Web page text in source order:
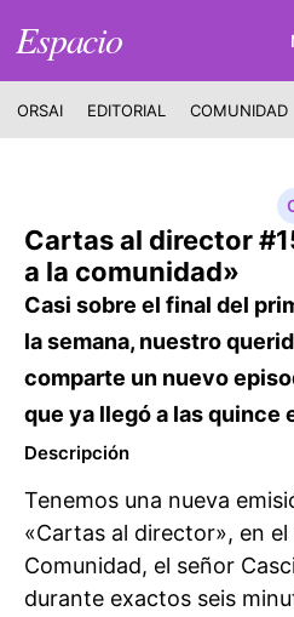
Espacio
ORSAI EDITORIAL COMUNIDAD
Cartas al director
a la comunidad»
Casi sobre el final del
la semana, nuestro
comparte un nuevo
que ya llegó a las quince
Descripción
Tenemos una nueva
«Cartas al director», en
Comunidad, el señor
durante exactos seis